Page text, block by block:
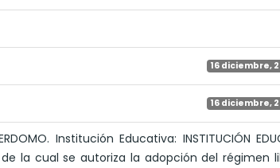
16 diciembre,
16 diciembre,
Institución Educativa: INSTITUCIÓN
de la cual se autoriza la adopción del régimen